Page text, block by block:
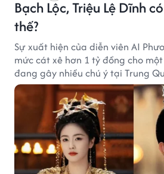
Bạch Lộc, Triệu Lệ Dĩnh
thế?
Sự xuất hiện của diễn viên AI
mức cát xê hơn 1 tỷ đồng cho
đang gây nhiều chú ý tại Trung
không ít người đặt câu hỏi liệu
đầu như Bạch Lộc, Triệu Lệ Dĩnh
trong tương lai.